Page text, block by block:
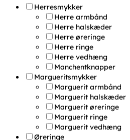
Herresmykker
Herre armbånd
Herre halskæder
Herre øreringe
Herre ringe
Herre vedhæng
Manchentknapper
Margueritsmykker
Marguerit armbånd
Marguerit halskæder
Marguerit øreringe
Marguerit ringe
Marguerit vedhæng
Øreringe